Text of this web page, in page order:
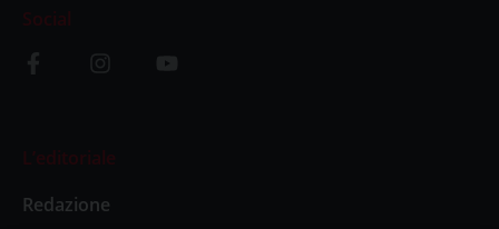
Social
L’editoriale
Redazione